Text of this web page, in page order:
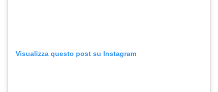
Visualizza questo post su Instagram